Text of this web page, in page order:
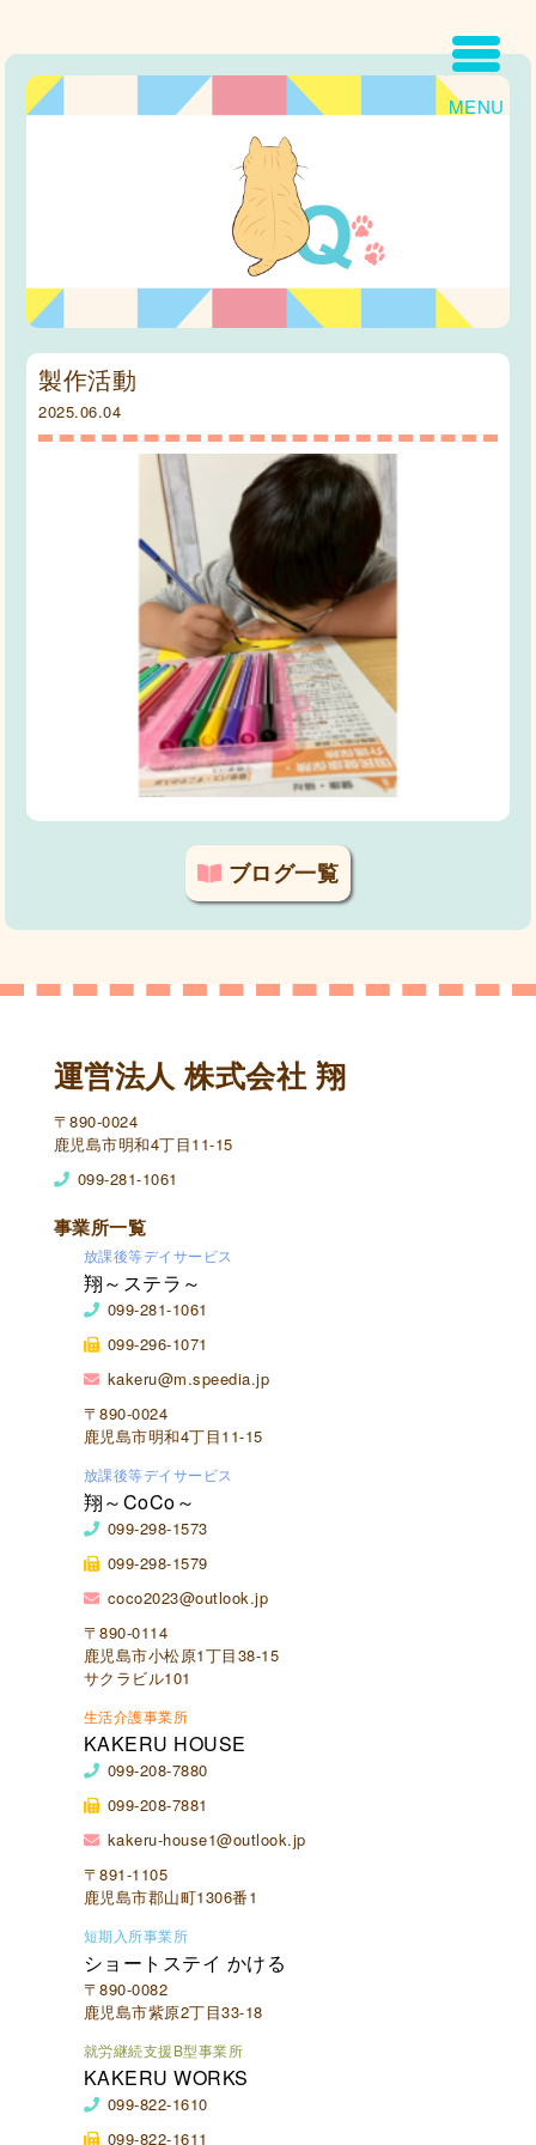
MENU
製作活動
2025.06.04
ブログ一覧
運営法人 株式会社 翔
〒890-0024
鹿児島市明和4丁目11-15
099-281-1061
事業所一覧
放課後等デイサービス
翔～ステラ～
099-281-1061
099-296-1071
kakeru@m.speedia.jp
〒890-0024
鹿児島市明和4丁目11-15
放課後等デイサービス
翔～CoCo～
099-298-1573
099-298-1579
coco2023@outlook.jp
〒890-0114
鹿児島市小松原1丁目38-15
サクラビル101
生活介護事業所
KAKERU HOUSE
099-208-7880
099-208-7881
kakeru-house1@outlook.jp
〒891-1105
鹿児島市郡山町1306番1
短期入所事業所
ショートステイ かける
〒890-0082
鹿児島市紫原2丁目33-18
就労継続支援B型事業所
KAKERU WORKS
099-822-1610
099-822-1611